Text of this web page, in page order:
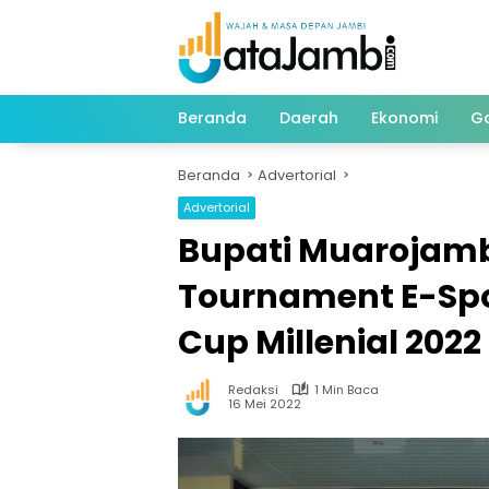
Beranda Daerah Ekonomi
Beranda Advertorial
Advertorial
Bupati
Tournament E-
Cup Millenial 2022
Redaksi
1 Min Baca
16 Mei 2022